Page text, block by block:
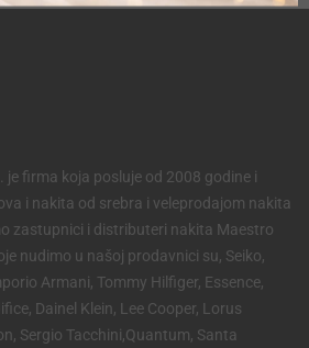
je firma koja posluje od 2008 godine i
i nakita od srebra i veleprodajom nakita
zastupnici i distributeri nakita Maestro
nudimo u našoj prodavnici su, Seiko,
Armani, Tommy Hilfiger, Essence,
Dainel Klein, Lee Cooper, Lorus
Sergio Tacchini,Quantum, Santa